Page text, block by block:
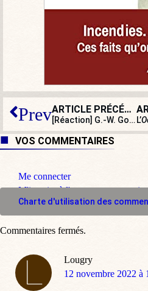
Prev ARTICLE PRÉCÉDENT
[Réaction] G.-W. Goldnadel : « Je me perds en conjectures entre une sorte de nostalgie morbide de l’extrême droite antisémite et le calcul politique sordide » L’
VOS COMMENTAIRES
Me connecter
M'inscrire à l'espace commentaire
Charte d'utilisation des
Lougry
dit
12 novembre 2022 à
Commentaires fermés.